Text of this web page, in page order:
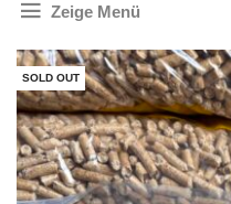
Zeige Menü
SOLD OUT